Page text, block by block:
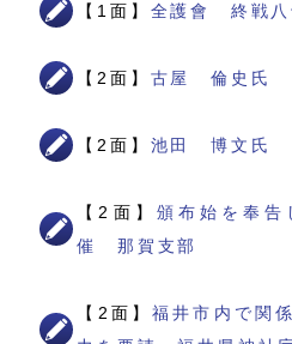
【1面】 全護會 終戦八
【2面】 古屋 倫史氏
【2面】 池田 博文氏
【2面】 頒布始を奉
催 那賀支部
【2面】福井市内で関